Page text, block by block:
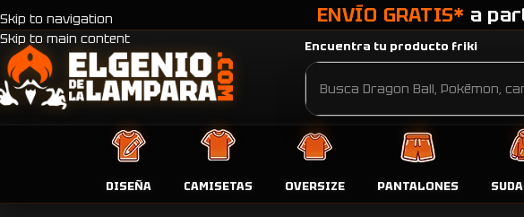
Skip to navigation
Skip to main content
ENVÍO GRATIS* a
Encuentra tu producto friki
DISEÑA CAMISETAS OVERSIZE PANTALONES